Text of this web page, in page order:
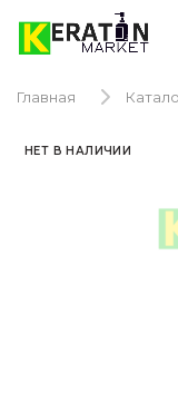
Главная
НЕТ В НАЛИЧИИ